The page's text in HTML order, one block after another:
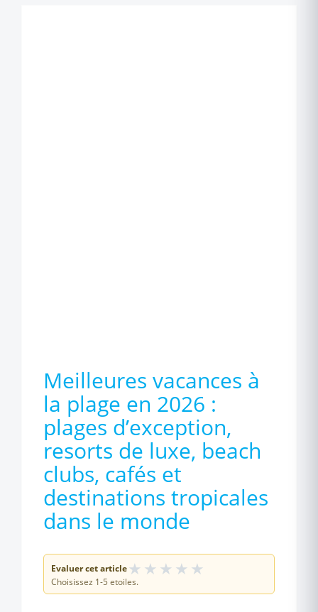
Meilleures vacances à
la plage en 2026 :
plages d’exception,
resorts de luxe, beach
clubs, cafés et
destinations tropicales
dans le monde
Evaluer cet article★ ★ ★ ★ ★
Choisissez 1-5 etoiles.